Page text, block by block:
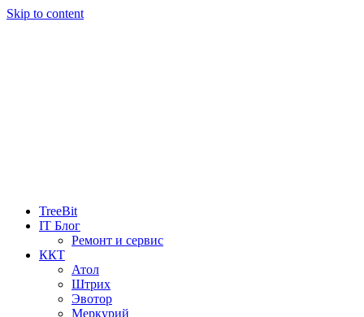
Skip to content
TreeBit
IT Блог
Ремонт и сервис
ККТ
Атол
Штрих
Эвотор
Меркурий